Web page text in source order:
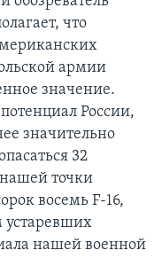
что
армии
значение.
России,
значительно
32
точки
восемь F-16,
устаревших
нашей военной